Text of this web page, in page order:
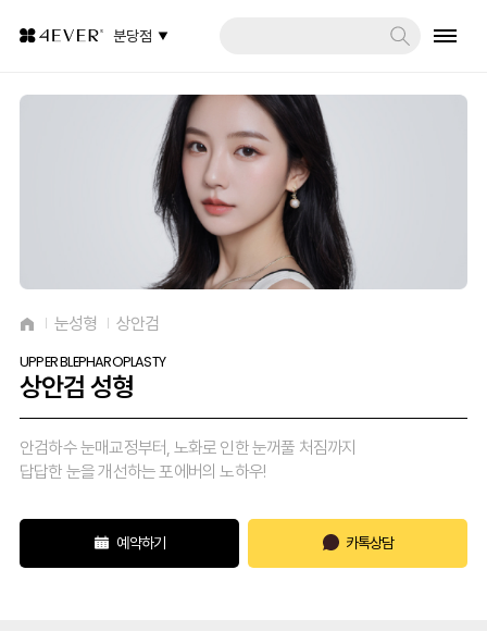
분당점
눈성형 상안검
UPPER BLEPHAROPLASTY
상안검 성형
안검하수 눈매교정부터, 노화로 인한 눈꺼풀 처짐까지
답답한 눈을 개선하는 포에버의 노하우!
예약하기 카톡상담